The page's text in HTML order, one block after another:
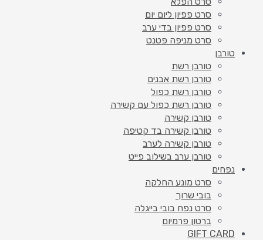
סרט פפיון ליום יום
סרט פפיון בדי ערב
סרט מניפה פטנט
טורבן
טורבן רשת
טורבן רשת אבנים
טורבן רשת כפול
טורבן רשת כפול עם קשירה
טורבן קשירה
טורבן קשירה בד קטיפה
טורבן קשירה לערב
טורבן ערב בשילוב פייט
נפחים
סרט מונע החלקה
בובי שרוך
סרט נפח בובי בייגלה
ברטון פרמיום
GIFT CARD